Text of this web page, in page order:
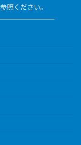
照ください。